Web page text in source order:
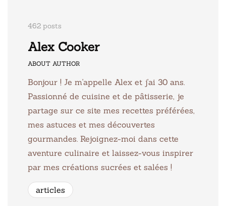
462 posts
Alex Cooker
ABOUT AUTHOR
Bonjour ! Je m'appelle Alex et j'ai 30 ans.
Passionné de cuisine et de pâtisserie, je
partage sur ce site mes recettes préférées,
mes astuces et mes découvertes
gourmandes. Rejoignez-moi dans cette
aventure culinaire et laissez-vous inspirer
par mes créations sucrées et salées !
articles